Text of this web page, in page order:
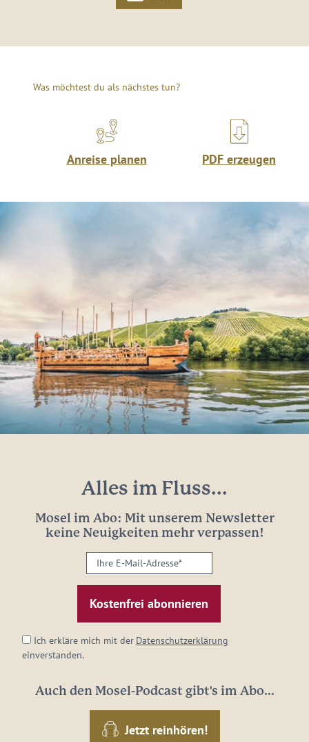
Was möchtest du als nächstes tun?
Anreise planen PDF erzeugen
Alles im Fluss...
Mosel im Abo: Mit unserem Newsletter
keine Neuigkeiten mehr verpassen!
Ihre
E-
Mail-
Adresse:
Ich erkläre mich mit der Datenschutzerklärung
einverstanden.
Auch den Mosel-Podcast gibt's im Abo...
Jetzt reinhören!